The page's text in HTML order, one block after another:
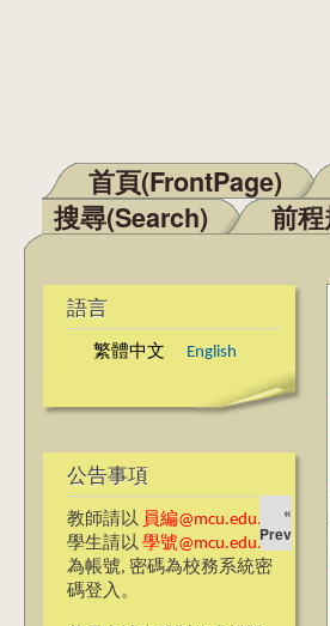
主選單
首頁(FrontPage)
搜尋(Search)
前
語言
繁體中文 English
公告事項
教師請以 員編@mcu.edu.tw
學生請以 學號@mcu.edu.tw
為帳號, 密碼為校務系統密
碼登入。
«
Prev